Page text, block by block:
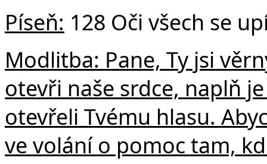
Píseň: 128 Oči všech se
Modlitba: Pane, Ty jsi
otevři naše srdce, naplň
otevřeli Tvému hlasu.
ve volání o pomoc tam,